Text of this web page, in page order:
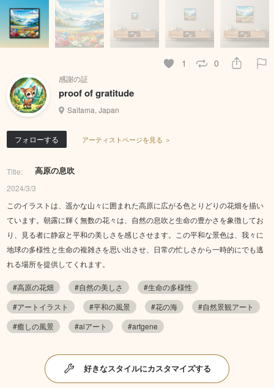
1 0
感謝の証
proof of gratitude
Saitama, Japan
フォローする アーティストページを見る ＞
Title: 高原の息吹
2024/3/3
このイラストは、遥かな山々に囲まれた高原に広がる色とりどりの花畑を描い
ています。朝露に輝く無数の花々は、自然の息吹と生命の豊かさを象徴してお
り、見る者に静寂と平和の美しさを感じさせます。この平和な景色は、我々に
地球の多様性と生命の複雑さを思い出させ、日常の忙しさから一時的にでも逃
れる場所を提供してくれます。
#高原の花畑 #自然の美しさ
#生命の多様性
#アートイラスト
#平和の風景 #花の海
#自然景観アート
#癒しの風景
#aiアート #artgene
好きなスタイルにカスタマイズする